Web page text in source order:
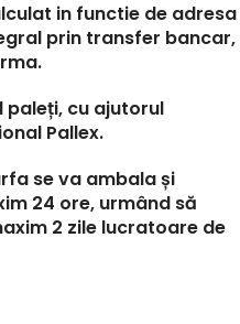
in functie de adresa
prin transfer bancar,
cu ajutorul
Pallex.
se va ambala și
24 ore, urmând să
2 zile lucratoare de